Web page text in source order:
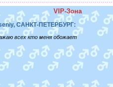
VIP-Зона
САНКТ-ПЕТЕРБУРГ:
всех кто меня обожает